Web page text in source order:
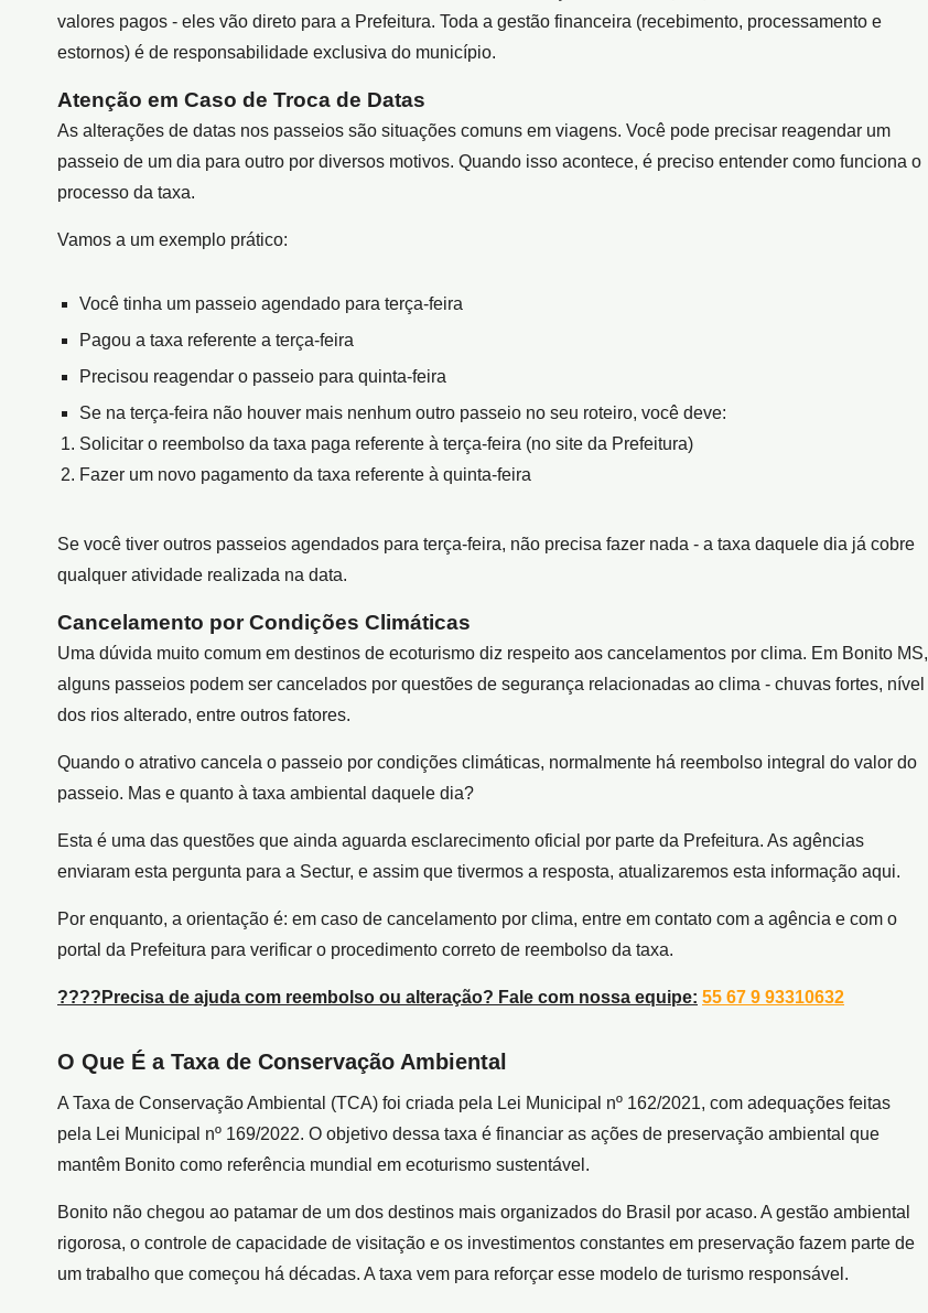
valores pagos - eles vão direto para a Prefeitura. Toda a gestão financeira (recebimento, processamento e
estornos) é de responsabilidade exclusiva do município.
Atenção em Caso de Troca de Datas
As alterações de datas nos passeios são situações comuns em viagens. Você pode precisar reagendar um
passeio de um dia para outro por diversos motivos. Quando isso acontece, é preciso entender como funciona o
processo da taxa.
Vamos a um exemplo prático:
Você tinha um passeio agendado para terça-feira
Pagou a taxa referente a terça-feira
Precisou reagendar o passeio para quinta-feira
Se na terça-feira não houver mais nenhum outro passeio no seu roteiro, você deve:
Solicitar o reembolso da taxa paga referente à terça-feira (no site da Prefeitura)
Fazer um novo pagamento da taxa referente à quinta-feira
Se você tiver outros passeios agendados para terça-feira, não precisa fazer nada - a taxa daquele dia já cobre
qualquer atividade realizada na data.
Cancelamento por Condições Climáticas
Uma dúvida muito comum em destinos de ecoturismo diz respeito aos cancelamentos por clima. Em Bonito MS,
alguns passeios podem ser cancelados por questões de segurança relacionadas ao clima - chuvas fortes, nível
dos rios alterado, entre outros fatores.
Quando o atrativo cancela o passeio por condições climáticas, normalmente há reembolso integral do valor do
passeio. Mas e quanto à taxa ambiental daquele dia?
Esta é uma das questões que ainda aguarda esclarecimento oficial por parte da Prefeitura. As agências
enviaram esta pergunta para a Sectur, e assim que tivermos a resposta, atualizaremos esta informação aqui.
Por enquanto, a orientação é: em caso de cancelamento por clima, entre em contato com a agência e com o
portal da Prefeitura para verificar o procedimento correto de reembolso da taxa.
???? Precisa de ajuda com reembolso ou alteração? Fale com nossa equipe: 55 67 9 93310632
O Que É a Taxa de Conservação Ambiental
A Taxa de Conservação Ambiental (TCA) foi criada pela Lei Municipal nº 162/2021, com adequações feitas
pela Lei Municipal nº 169/2022. O objetivo dessa taxa é financiar as ações de preservação ambiental que
mantêm Bonito como referência mundial em ecoturismo sustentável.
Bonito não chegou ao patamar de um dos destinos mais organizados do Brasil por acaso. A gestão ambiental
rigorosa, o controle de capacidade de visitação e os investimentos constantes em preservação fazem parte de
um trabalho que começou há décadas. A taxa vem para reforçar esse modelo de turismo responsável.